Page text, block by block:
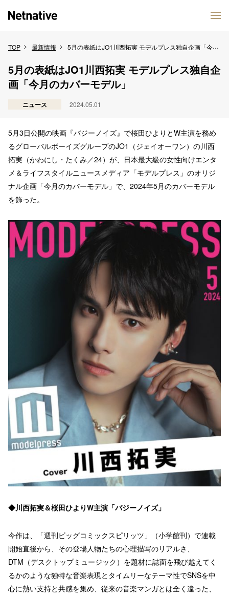
TOP 最新情報 5月の表紙はJO1川西拓実 モデルプレス独自企画「今月のカバーモデル」
5月の表紙はJO1川西拓実 モデルプレス独自企
画「今月のカバーモデル」
ニュース 2024.05.01
5月3日公開の映画『バジーノイズ』で桜田ひよりとW主演を務め
るグローバルボーイズグループのJO1（ジェイオーワン）の川西
拓実（かわにし・たくみ／24）が、日本最大級の女性向けエンタ
メ＆ライフスタイルニュースメディア「モデルプレス」のオリジ
ナル企画「今月のカバーモデル」で、2024年5月のカバーモデル
を飾った。
◆川西拓実＆桜田ひよりW主演「バジーノイズ」
今作は、「週刊ビッグコミックスピリッツ」（小学館刊）で連載
開始直後から、その登場人物たちの心理描写のリアルさ、
DTM（デスクトップミュージック）を題材に誌面を飛び越えてく
るかのような独特な音楽表現とタイムリーなテーマ性でSNSを中
心に熱い支持と共感を集め、従来の音楽マンガとは全く違った、